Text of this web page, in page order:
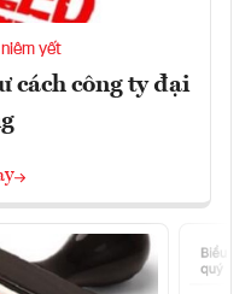
yết
cách công ty đại